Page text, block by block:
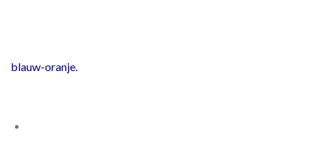
blauw-oranje.